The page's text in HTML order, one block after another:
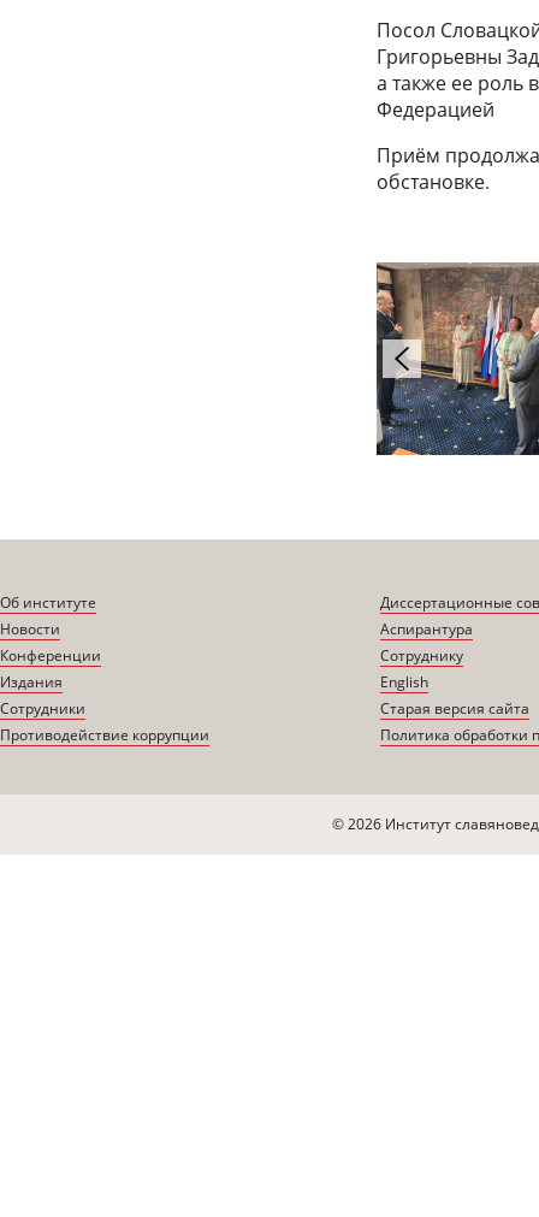
Посол
Григорьевны
а также ее роль
Федерацией
Приём
обстановке.
Об институте
Новости
Конференции
Издания
Сотрудники
Противодействие коррупции
Диссертационные
Аспирантура
Сотруднику
English
Старая версия сайта
Политика обработки
© 2026 Институт